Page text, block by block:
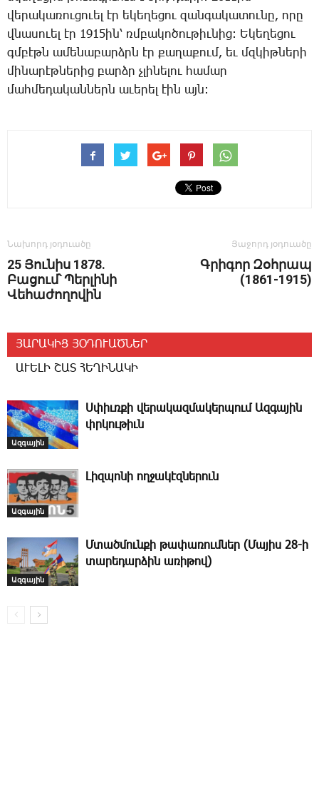
վե­րա­կա­ռու­ցո­ւել էր ե­կե­ղե­ցու զան­գա­կա­տու­նը, ո­րը
վնա­սո­ւել էր 1915ին՝ ռմբա­կո­ծու­թիւ­նից: Ե­կե­ղե­ցու
գմբէթն ա­մե­նա­բարձրն էր քա­ղա­քում, եւ մզկիթ­նե­րի
մի­նա­րէթ­նե­րից բարձր չլի­նե­լու հա­մար
մահ­մե­դա­կան­ներն ա­ւե­րել էին այն:
Նախորդ յօդուածը
25 Յունիս 1878.
Բացում՝ Պերլինի
Վեհաժողովին
Յաջորդ յօդուածը
Գրիգոր Զօհրապ
(1861-1915)
ՅԱՐԱԿԻՑ ՅՕԴՈՒԱԾՆԵՐ
ԱՒԵԼԻ ՇԱՏ ՀԵՂԻՆԱԿԻ
Ազգային
Ս­փիւռ­քի վե­րա­կազ­մա­կեր­պում Ազ­գա­յին
փրկու­թիւն
Ազգային
­Լիզ­պո­նի ող­ջա­կէզ­նե­րուն
Ազգային
Մտածմունքի թափառումներ (Մայիս 28-ի
տարեդարձին առիթով)